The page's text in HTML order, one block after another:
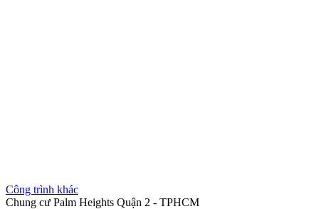
Công trình khác
Chung cư Palm Heights Quận 2 - TPHCM